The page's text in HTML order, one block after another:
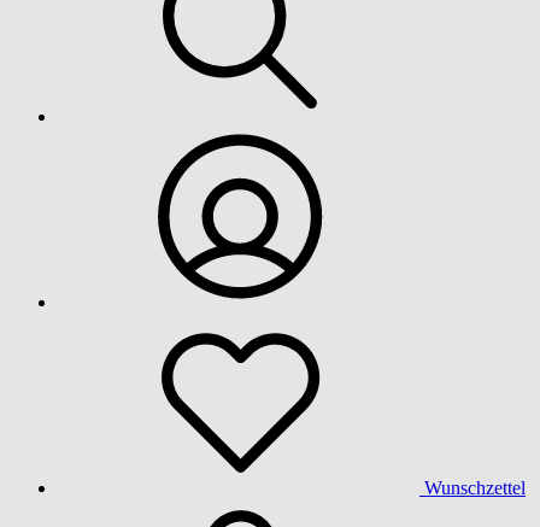
Wunschzettel